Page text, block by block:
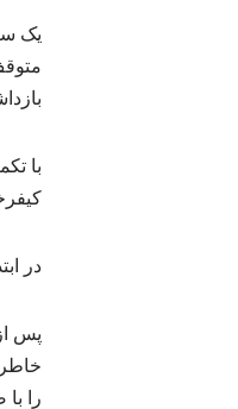
یک
با
در
پس
را